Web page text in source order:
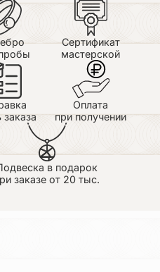
Сертификат
мастерской
заказа
Оплата
при получении
в подарок
заказе от 20 тыс.